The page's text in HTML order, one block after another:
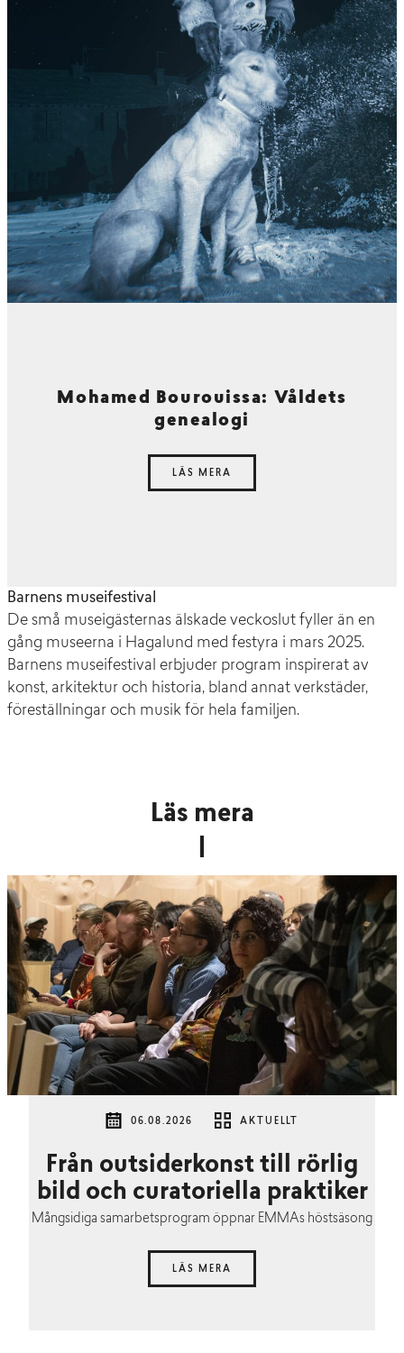
Mohamed Bourouissa: Våldets
genealogi
LÄS MERA
Barnens museifestival
De små museigästernas älskade veckoslut fyller än en
gång museerna i Hagalund med festyra i mars 2025.
Barnens museifestival erbjuder program inspirerat av
konst, arkitektur och historia, bland annat verkstäder,
föreställningar och musik för hela familjen.
Läs mera
06.08.2026 AKTUELLT
Från outsiderkonst till rörlig
bild och curatoriella praktiker
Mångsidiga samarbetsprogram öppnar EMMAs höstsäsong
LÄS MERA